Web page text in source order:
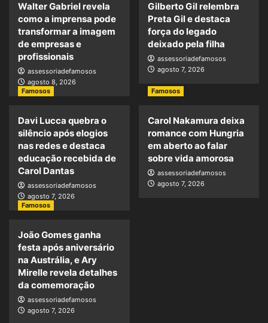
Walter Gabriel revela
como a imprensa pode
transformar a imagem
de empresas e
profissionais
assessoriadefamosos
agosto 8, 2026
Gilberto Gil relembra
Preta Gil e destaca
força do legado
deixado pela filha
assessoriadefamosos
agosto 7, 2026
Famosos
Davi Lucca quebra o
silêncio após elogios
nas redes e destaca
educação recebida de
Carol Dantas
assessoriadefamosos
agosto 7, 2026
Famosos
Carol Nakamura deixa
romance com Hungria
em aberto ao falar
sobre vida amorosa
assessoriadefamosos
agosto 7, 2026
Famosos
João Gomes ganha
festa após aniversário
na Austrália, e Ary
Mirelle revela detalhes
da comemoração
assessoriadefamosos
agosto 7, 2026